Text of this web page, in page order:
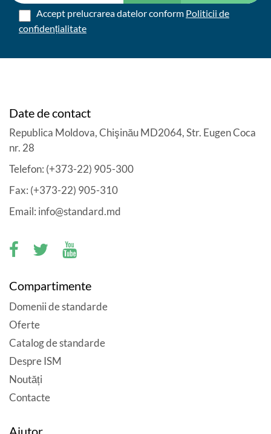
Accept prelucrarea datelor conform Politicii de
confidențialitate
Date de contact
Republica Moldova, Chişinău MD2064, Str. Eugen Coca
nr. 28
Telefon: (+373-22) 905-300
Fax: (+373-22) 905-310
Email: info@standard.md
Compartimente
Domenii de standarde
Oferte
Catalog de standarde
Despre ISM
Noutăți
Contacte
Ajutor